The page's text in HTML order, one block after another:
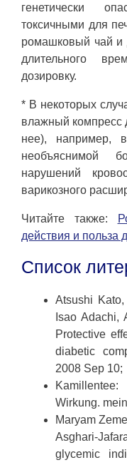
генетически
токсичными для
ромашковый чай и
длительного
дозировку.
* В некоторых
влажный компресс
нее), например,
необъяснимой
нарушений
варикозного
Читайте также:
действия и польза
Список
Atsushi
Isao Adachi,
Protective
diabetic
2008 Sep 10;
Wirkung.
Maryam
Asghari-
glycemic